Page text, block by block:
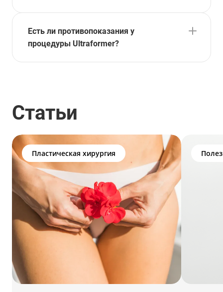
Есть ли противопоказания у
процедуры Ultraformer?
Статьи
Пластическая хирургия